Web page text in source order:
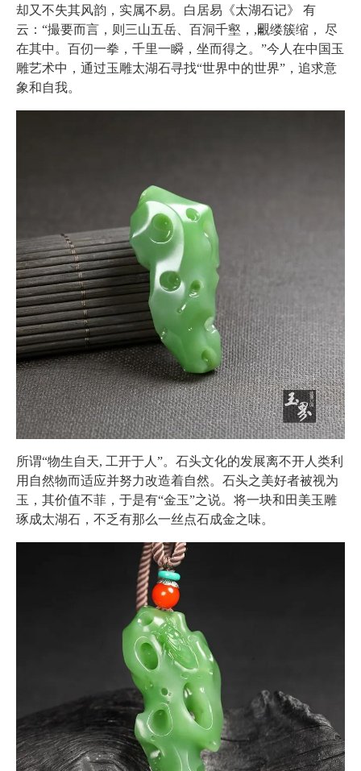
却又不失其风韵，实属不易。白居易《太湖石记》 有
云：“撮要而言，则三山五岳、百洞千壑，,覼缕簇缩， 尽
在其中。百仞一拳，千里一瞬，坐而得之。”今人在中国玉
雕艺术中，通过玉雕太湖石寻找“世界中的世界”，追求意
象和自我。
所谓“物生自天, 工开于人”。石头文化的发展离不开人类利
用自然物而适应并努力改造着自然。石头之美好者被视为
玉，其价值不菲，于是有“金玉”之说。将一块和田美玉雕
琢成太湖石，不乏有那么一丝点石成金之味。